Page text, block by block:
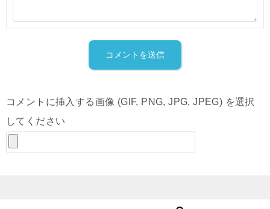
コメントに挿入する画像 (GIF, PNG, JPG, JPEG) を選択
してください